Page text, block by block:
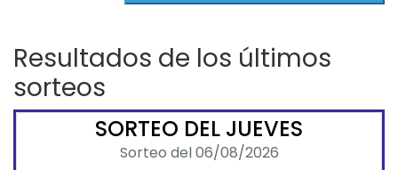
Resultados de los últimos
sorteos
SORTEO DEL JUEVES
Sorteo del 06/08/2026